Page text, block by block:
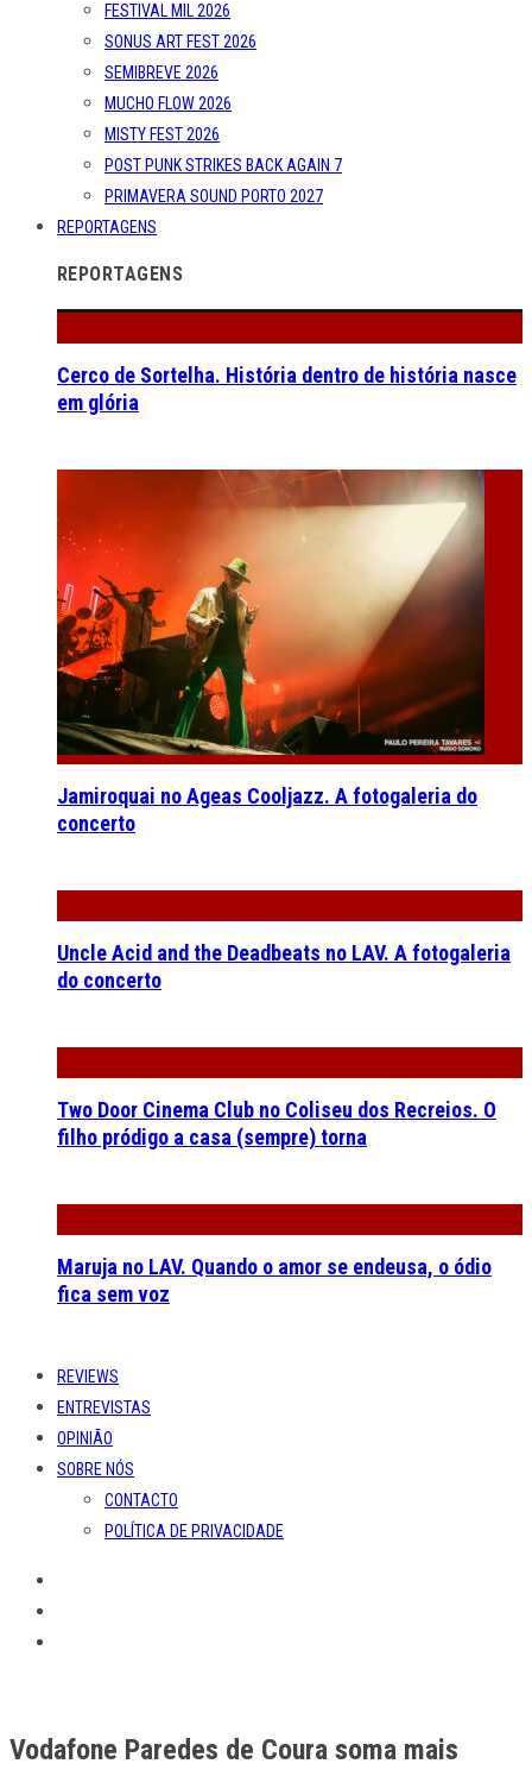
FESTIVAL MIL 2026
SONUS ART FEST 2026
SEMIBREVE 2026
MUCHO FLOW 2026
MISTY FEST 2026
POST PUNK STRIKES BACK AGAIN 7
PRIMAVERA SOUND PORTO 2027
REPORTAGENS
REPORTAGENS
Cerco de Sortelha. História dentro de história nasce
em glória
Jamiroquai no Ageas Cooljazz. A fotogaleria do
concerto
Uncle Acid and the Deadbeats no LAV. A fotogaleria
do concerto
Two Door Cinema Club no Coliseu dos Recreios. O
filho pródigo a casa (sempre) torna
Maruja no LAV. Quando o amor se endeusa, o ódio
fica sem voz
REVIEWS
ENTREVISTAS
OPINIÃO
SOBRE NÓS
CONTACTO
POLÍTICA DE PRIVACIDADE
Vodafone Paredes de Coura soma mais